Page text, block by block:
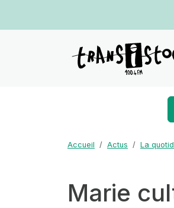
Accueil Actus La
Marie